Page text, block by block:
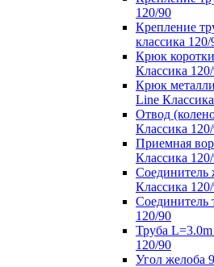
120/90
Крепление
классика 120/
Крюк
Классика
Крюк
Line
Отвод
Классика
Приемная
Классика
Соединитель
Классика
Соединитель
120/90
Труба
120/90
Угол желоба